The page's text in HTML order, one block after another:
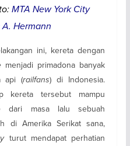
MTA New York City
Hermann
ini, kereta dengan
menjadi primadona banyak
api (railfans) di Indonesia.
kereta tersebut mampu
dari masa lalu sebuah
di Amerika Serikat sana,
turut mendapat perhatian